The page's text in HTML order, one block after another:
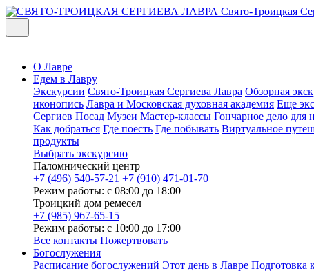
Свято-Троицкая
О Лавре
Едем в Лавру
Экскурсии Свято-Троицкая Сергиева Лавра Обзорная
иконопись Лавра и Московская духовная академия Еще
Сергиев Посад Музеи Мастер-классы Гончарное дело для
Как добраться Где поесть Где побывать Виртуальное
продукты
Выбрать экскурсию
Паломнический центр
+7 (496) 540-57-21 +7 (910) 471-01-70
Режим работы: с 08:00 до 18:00
Троицкий дом ремесел
+7 (985) 967-65-15
Режим работы: с 10:00 до 17:00
Все контакты Пожертвовать
Богослужения
Расписание богослужений Этот день в Лавре Подготовка